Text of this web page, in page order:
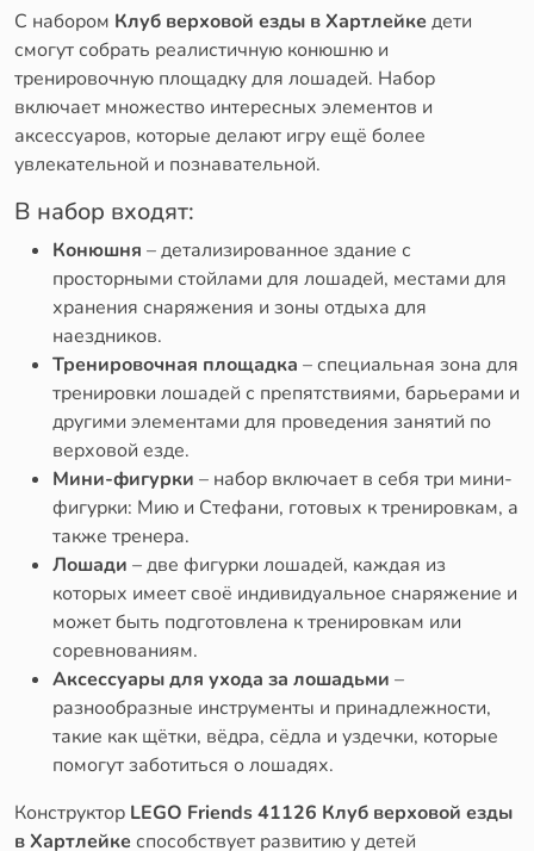
С набором Клуб верховой езды в Хартлейкедети
смогут собрать реалистичную конюшню и
тренировочную площадку для лошадей. Набор
включает множество интересных элементов и
аксессуаров, которые делают игру ещё более
увлекательной и познавательной.
В набор входят:
Конюшня – детализированное здание с
просторными стойлами для лошадей, местами для
хранения снаряжения и зоны отдыха для
наездников.
Тренировочная площадка – специальная зона для
тренировки лошадей с препятствиями, барьерами и
другими элементами для проведения занятий по
верховой езде.
Мини-фигурки – набор включает в себя три мини-
фигурки: Мию и Стефани, готовых к тренировкам, а
также тренера.
Лошади – две фигурки лошадей, каждая из
которых имеет своё индивидуальное снаряжение и
может быть подготовлена к тренировкам или
соревнованиям.
Аксессуары для ухода за лошадьми –
разнообразные инструменты и принадлежности,
такие как щётки, вёдра, сёдла и уздечки, которые
помогут заботиться о лошадях.
Конструктор LEGO Friends 41126 Клуб верховой езды
в Хартлейкеспособствует развитию у детей